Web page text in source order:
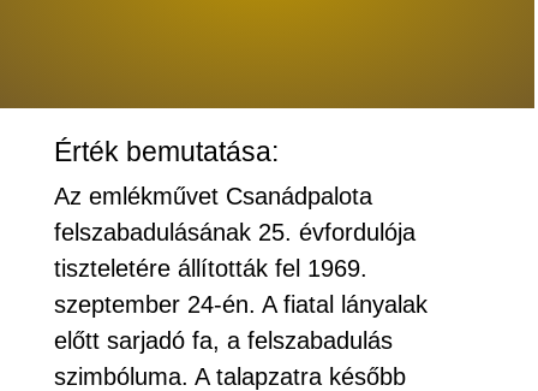
Érték bemutatása:
Az emlékművet Csanádpalota
felszabadulásának 25. évfordulója
tiszteletére állították fel 1969.
szeptember 24-én. A fiatal lányalak
előtt sarjadó fa, a felszabadulás
szimbóluma. A talapzatra később